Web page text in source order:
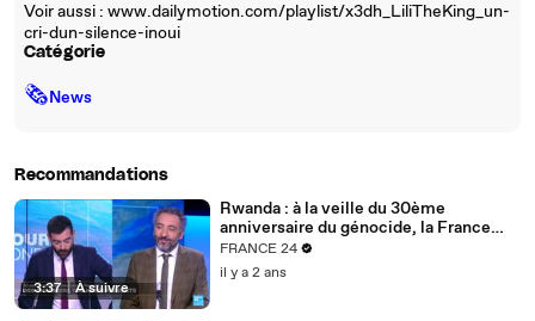
Voir aussi : www.dailymotion.com/playlist/x3dh_LiliTheKing_un-
cri-dun-silence-inoui
Catégorie
🗞News
Recommandations
3:37 | À suivre
Rwanda : à la veille du 30ème
anniversaire du génocide, la France
reconnaît qu'elle "aurait pu arrêter" les
massacres des Tutsi
FRANCE 24
il y a 2 ans